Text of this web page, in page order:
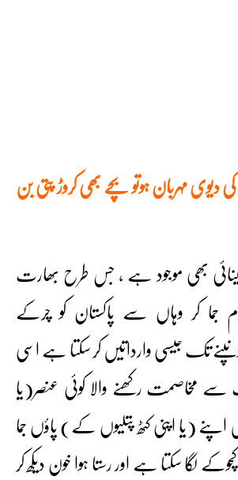
مہربان ہوتو بچے بھی کروڑ پتی بن
بھی موجود ہے ، جس طرح بھارت
جما کر وہاں سے پاکستان کو چرکے
تک جیسی وارداتیں کر سکتا ہے اسی
مخاصمت رکھنے والا کوئی عنصر(یا
(یا اپنی کٹھ پتلیوں کے) پاؤں جما
لگا سکتا ہے اور رستا ہوا خون دیکھ کر